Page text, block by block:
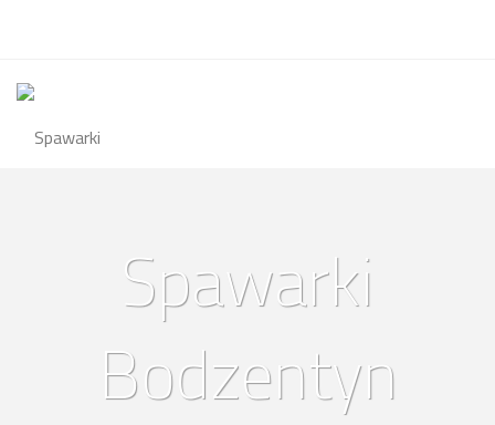
Spawarki
Bodzentyn